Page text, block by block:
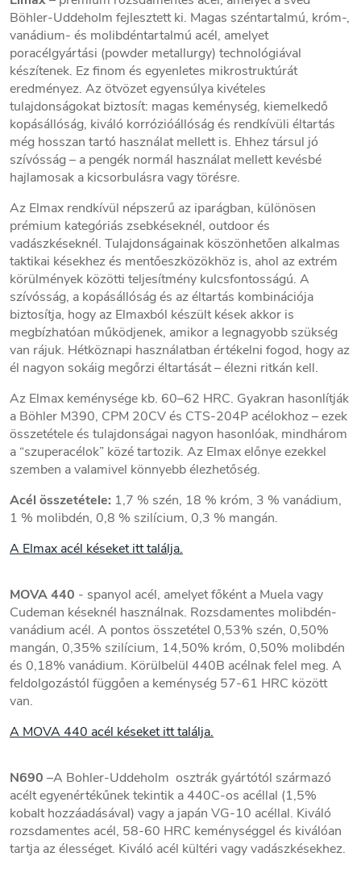
Böhler-Uddeholm fejlesztett ki. Magas széntartalmú, króm-,
vanádium- és molibdéntartalmú acél, amelyet
poracélgyártási (powder metallurgy) technológiával
készítenek. Ez finom és egyenletes mikrostruktúrát
eredményez. Az ötvözet egyensúlya kivételes
tulajdonságokat biztosít: magas keménység, kiemelkedő
kopásállóság, kiváló korrózióállóság és rendkívüli éltartás
még hosszan tartó használat mellett is. Ehhez társul jó
szívósság – a pengék normál használat mellett kevésbé
hajlamosak a kicsorbulásra vagy törésre.
Az Elmax rendkívül népszerű az iparágban, különösen
prémium kategóriás zsebkéseknél, outdoor és
vadászkéseknél. Tulajdonságainak köszönhetően alkalmas
taktikai késekhez és mentőeszközökhöz is, ahol az extrém
körülmények közötti teljesítmény kulcsfontosságú. A
szívósság, a kopásállóság és az éltartás kombinációja
biztosítja, hogy az Elmaxból készült kések akkor is
megbízhatóan működjenek, amikor a legnagyobb szükség
van rájuk. Hétköznapi használatban értékelni fogod, hogy az
él nagyon sokáig megőrzi éltartását – élezni ritkán kell.
Az Elmax keménysége kb. 60–62 HRC. Gyakran hasonlítják
a Böhler M390, CPM 20CV és CTS-204P acélokhoz – ezek
összetétele és tulajdonságai nagyon hasonlóak, mindhárom
a “szuperacélok” közé tartozik. Az Elmax előnye ezekkel
szemben a valamivel könnyebb élezhetőség.
Acél összetétele: 1,7 % szén, 18 % króm, 3 % vanádium,
1 % molibdén, 0,8 % szilícium, 0,3 % mangán.
A Elmax acél késeket itt találja.
MOVA 440 - spanyol acél, amelyet főként a Muela vagy
Cudeman késeknél használnak. Rozsdamentes molibdén-
vanádium acél. A pontos összetétel 0,53% szén, 0,50%
mangán, 0,35% szilícium, 14,50% króm, 0,50% molibdén
és 0,18% vanádium. Körülbelül 440B acélnak felel meg. A
feldolgozástól függően a keménység 57-61 HRC között
van.
A MOVA 440 acél késeket itt találja.
N690 –A Bohler-Uddeholm osztrák gyártótól származó
acélt egyenértékűnek tekintik a 440C-os acéllal (1,5%
kobalt hozzáadásával) vagy a japán VG-10 acéllal. Kiváló
rozsdamentes acél, 58-60 HRC keménységgel és kiválóan
tartja az élességet. Kiváló acél kültéri vagy vadászkésekhez.